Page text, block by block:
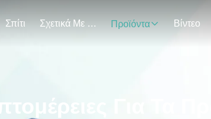
Σπίτι Σχετικά Με Εμάς Προϊόντα Βίντεο
Για Τα